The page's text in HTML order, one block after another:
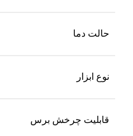
حالت دما
نوع ابزار
قابلیت چرخش برس